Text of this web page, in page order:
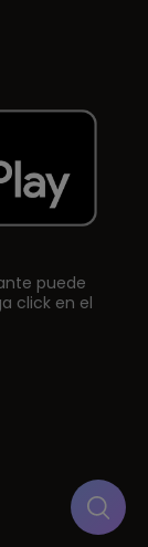
puede
click en el